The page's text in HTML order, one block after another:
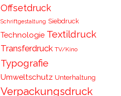
Offsetdruck
Schriftgestaltung Siebdruck
Technologie Textildruck
Transferdruck TV/Kino
Typografie
Umweltschutz Unterhaltung
Verpackungsdruck